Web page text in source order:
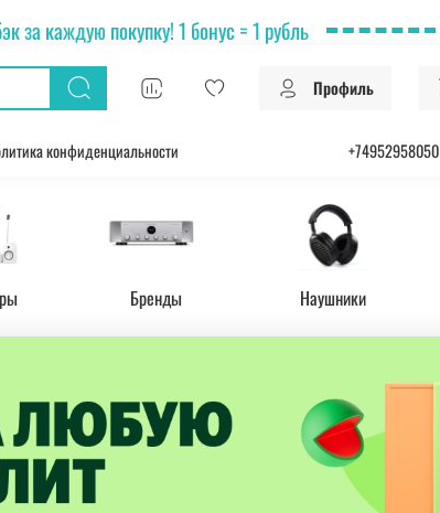
за каждую покупку! 1 бонус = 1 рубль
Профиль
конфиденциальности +74952958050
Бренды Наушники